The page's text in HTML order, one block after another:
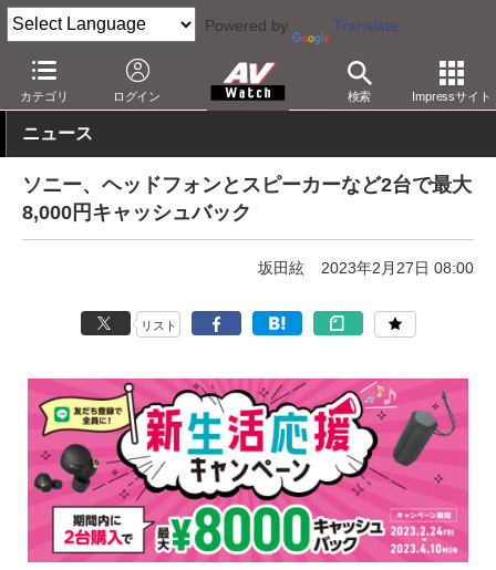
Powered by Translate
カテゴリ ログイン 検索 Impressサイト
AV Watch 製品 ヘッドフォン ソニー
ニュース
ソニー、ヘッドフォンとスピーカーなど2台で最大
8,000円キャッシュバック
坂田絃 2023年2月27日 08:00
リスト